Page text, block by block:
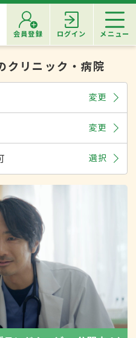
会員登録 ログイン メニュー
クリニック・病院
変更
変更
選択